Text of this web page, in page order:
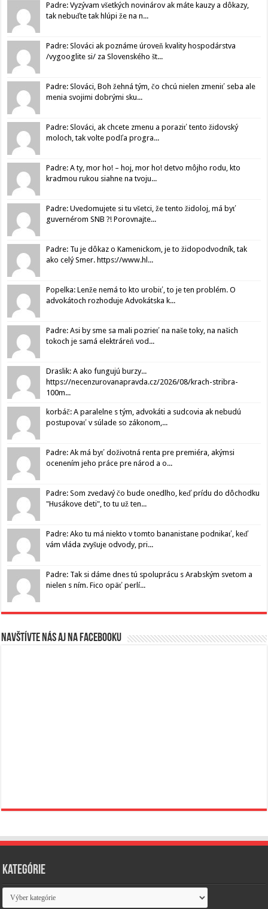
Padre: Vyzývam všetkých novinárov ak máte kauzy a dôkazy,
tak nebuďte tak hlúpi že na n...
Padre: Slováci ak poznáme úroveň kvality hospodárstva
/vygooglite si/ za Slovenského št...
Padre: Slováci, Boh žehná tým, čo chcú nielen zmeniť seba ale
menia svojimi dobrými sku...
Padre: Slováci, ak chcete zmenu a poraziť tento židovský
moloch, tak volte podľa progra...
Padre: A ty, mor ho! – hoj, mor ho! detvo môjho rodu, kto
kradmou rukou siahne na tvoju...
Padre: Uvedomujete si tu všetci, že tento židoloj, má byť
guvernérom SNB ?! Porovnajte...
Padre: Tu je dôkaz o Kamenickom, je to židopodvodník, tak
ako celý Smer. https://www.hl...
Popelka: Lenže nemá to kto urobiť, to je ten problém. O
advokátoch rozhoduje Advokátska k...
Padre: Asi by sme sa mali pozrieť na naše toky, na našich
tokoch je samá elektráreň vod...
Draslik: A ako fungujú burzy...
https://necenzurovanapravda.cz/2026/08/krach-stribra-
100m...
korbáč: A paralelne s tým, advokáti a sudcovia ak nebudú
postupovať v súlade so zákonom,...
Padre: Ak má byť doživotná renta pre premiéra, akýmsi
ocenením jeho práce pre národ a o...
Padre: Som zvedavý čo bude onedlho, keď prídu do dôchodku
"Husákove deti", to tu už ten...
Padre: Ako tu má niekto v tomto bananistane podnikať, keď
vám vláda zvyšuje odvody, pri...
Padre: Tak si dáme dnes tú spoluprácu s Arabským svetom a
nielen s ním. Fico opäť perlí...
Navštívte nás aj na Facebooku
Kategórie
Kategórie